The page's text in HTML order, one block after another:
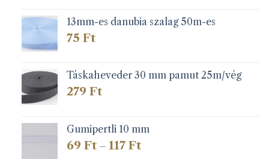
13mm-es danubia szalag 50m-es
75 Ft
Táskaheveder 30 mm pamut 25m/vég
279 Ft
Gumipertli 10 mm
69 Ft – 117 FtÁrtartomány: